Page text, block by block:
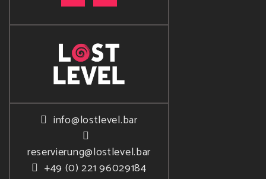
info@lostlevel.bar
reservierung@lostlevel.bar
+49 (0) 221 96029184